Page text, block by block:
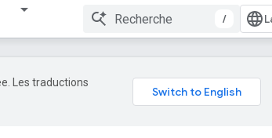
/
Les traductions